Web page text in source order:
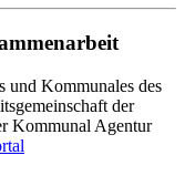
und Kommunales des
der
Kommunal Agentur